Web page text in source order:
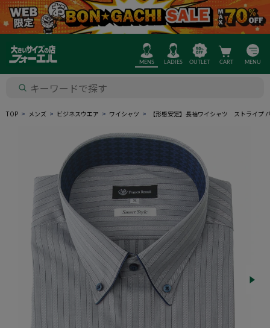
MENS LADIES OUTLET CART MENU
TOP メンズ ビジネスウエア ワイシャツ 【形態安定】長袖ワイシャツ ストライプ